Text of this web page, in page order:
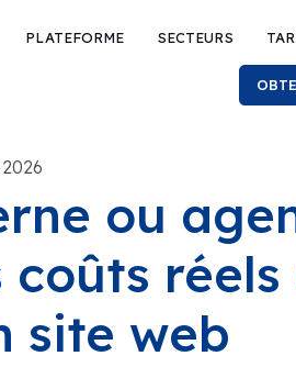
PLATEFORME SECTEURS
ou
réels
site web